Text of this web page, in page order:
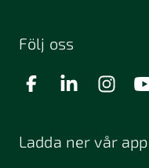
Följ oss
Ladda ner vår app